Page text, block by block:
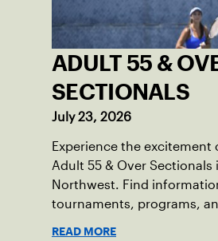
ADULT 55 &
SECTIONALS
July 23, 2026
Experience the excitement
Adult 55 & Over Sectionals
Northwest. Find
tournaments, programs,
READ MORE